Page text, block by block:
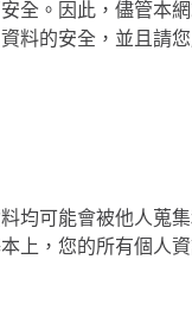
全。因此，儘管本
料的安全，並且請
均可能會被他人蒐
上，您的所有個人